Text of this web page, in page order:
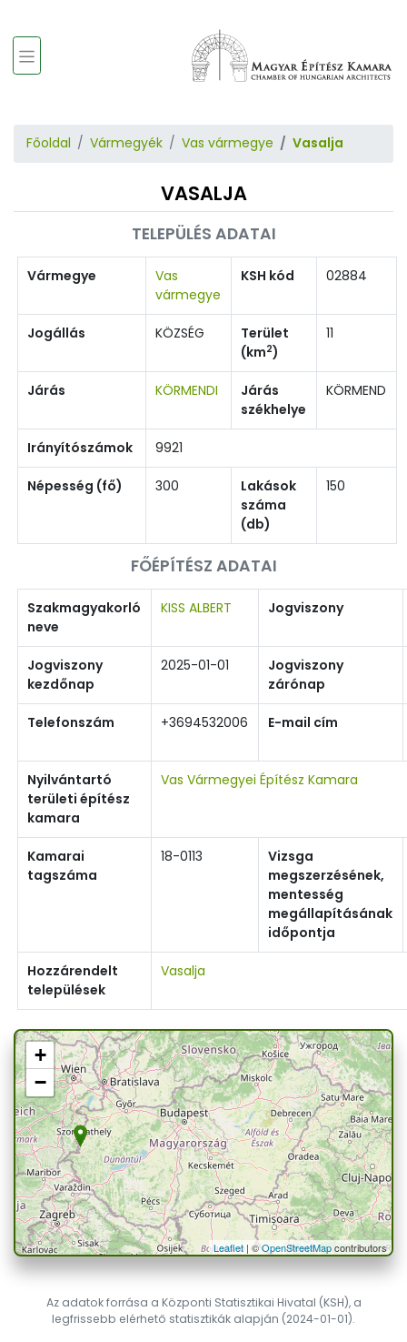
Főoldal Vármegyék Vas vármegye Vasalja
VASALJA
TELEPÜLÉS ADATAI
Vármegye
Vas
vármegye
KSH kód 02884
Jogállás KÖZSÉG
Terület
(km2)
11
Járás KÖRMENDI
Járás
székhelye
KÖRMEND
Irányítószámok 9921
Népesség (fő) 300
Lakások
száma
(db)
150
FŐÉPÍTÉSZ ADATAI
Szakmagyakorló
neve
KISS ALBERT Jogviszony
Jogviszony
kezdőnap
2025-01-01
Jogviszony
zárónap
Telefonszám +3694532006 E-mail cím
Nyilvántartó
területi építész
kamara
Vas Vármegyei Építész Kamara
Kamarai
tagszáma
18-0113
Vizsga
megszerzésének,
mentesség
megállapításának
időpontja
Hozzárendelt
települések
Vasalja
+
−
Leaflet| ©OpenStreetMapcontributors
Az adatok forrása a Központi Statisztikai Hivatal (KSH), a
legfrissebb elérhető statisztikák alapján (2024-01-01).